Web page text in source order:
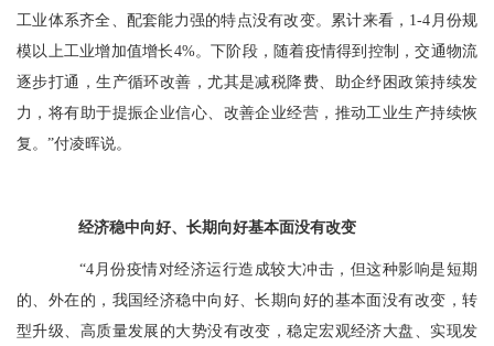
工业体系齐全、配套能力强的特点没有改变。累计来看，1-4月份规
模以上工业增加值增长4%。下阶段，随着疫情得到控制，交通物流
逐步打通，生产循环改善，尤其是减税降费、助企纾困政策持续发
力，将有助于提振企业信心、改善企业经营，推动工业生产持续恢
复。”付凌晖说。
经济稳中向好、长期向好基本面没有改变
“4月份疫情对经济运行造成较大冲击，但这种影响是短期
的、外在的，我国经济稳中向好、长期向好的基本面没有改变，转
型升级、高质量发展的大势没有改变，稳定宏观经济大盘、实现发